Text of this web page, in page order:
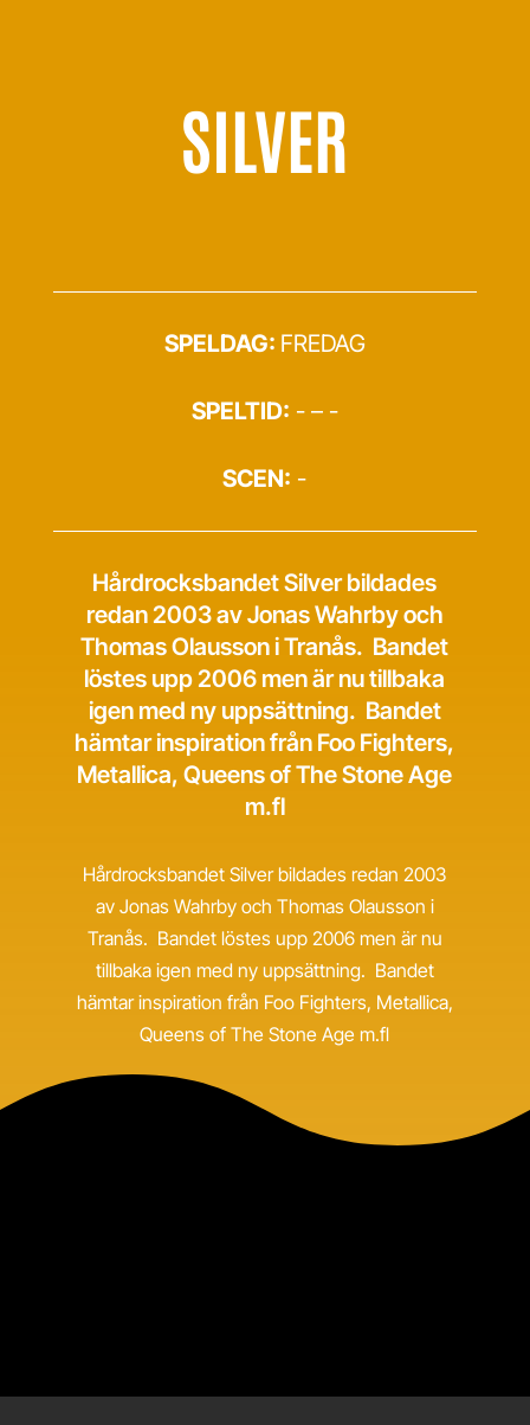
SILVER
SPELDAG: FREDAG
SPELTID: - – -
SCEN: -
Hårdrocksbandet Silver bildades
redan 2003 av Jonas Wahrby och
Thomas Olausson i Tranås. Bandet
löstes upp 2006 men är nu tillbaka
igen med ny uppsättning. Bandet
hämtar inspiration från Foo Fighters,
Metallica, Queens of The Stone Age
m.fl
Hårdrocksbandet Silver bildades redan 2003
av Jonas Wahrby och Thomas Olausson i
Tranås. Bandet löstes upp 2006 men är nu
tillbaka igen med ny uppsättning. Bandet
hämtar inspiration från Foo Fighters, Metallica,
Queens of The Stone Age m.fl